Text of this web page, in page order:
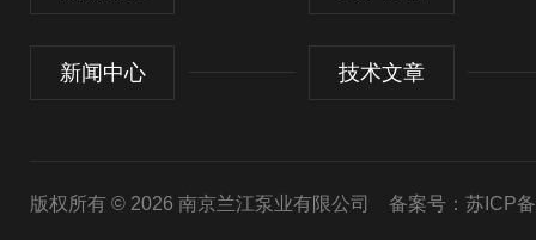
新闻中心 技术文章
版权所有 © 2026 南京兰江泵业有限公司 备案号：苏ICP